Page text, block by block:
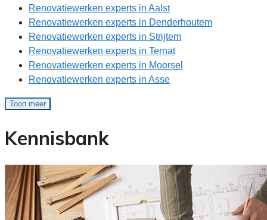
Renovatiewerken experts in Aalst
Renovatiewerken experts in Denderhoutem
Renovatiewerken experts in Strijtem
Renovatiewerken experts in Ternat
Renovatiewerken experts in Moorsel
Renovatiewerken experts in Asse
Toon meer
Kennisbank